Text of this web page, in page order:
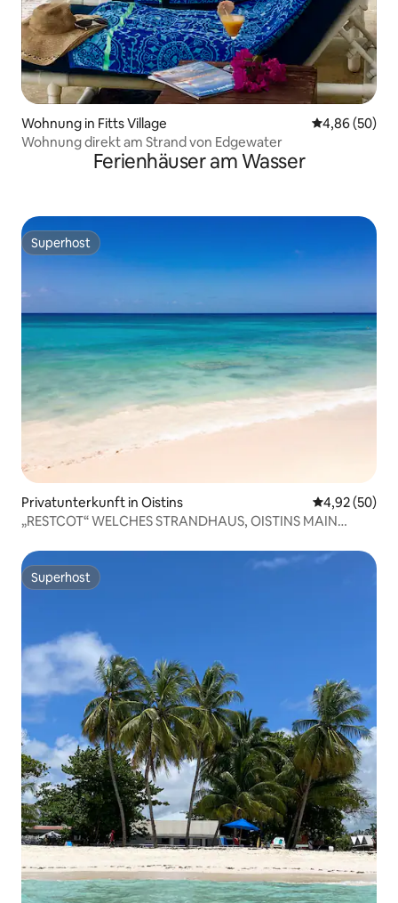
Wohnung in Fitts Village
4,86 (50)
Wohnung direkt am Strand von Edgewater
Ferienhäuser am Wasser
Superhost
Superhost
Privatunterkunft in Oistins
4,92 (50)
„RESTCOT“ WELCHES STRANDHAUS, OISTINS MAIN
Superhost
Superhost